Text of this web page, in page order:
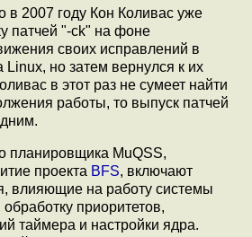
в 2007 году Кон Коливас уже
патчей "-ck" на фоне
своих исправлений в
Linux, но затем вернулся к их
в этот раз не сумеет найти
работы, то выпуск патчей
планировщика MuQSS,
проекта BFS, включают
влияющие на работу системы
приоритетов,
таймера и настройки ядра.